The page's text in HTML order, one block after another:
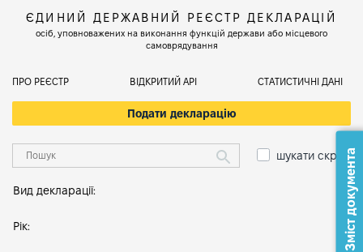
ЄДИНИЙ ДЕРЖАВНИЙ РЕЄСТР ДЕКЛАРАЦІЙ
осіб, уповноважених на виконання функцій держави або місцевого
самоврядування
ПРО РЕЄСТР ВІДКРИТИЙ АРІ СТАТИСТИЧНІ ДАНІ
Подати декларацію
шукати скрізь
Вид декларації:
Рік: Зміст документа